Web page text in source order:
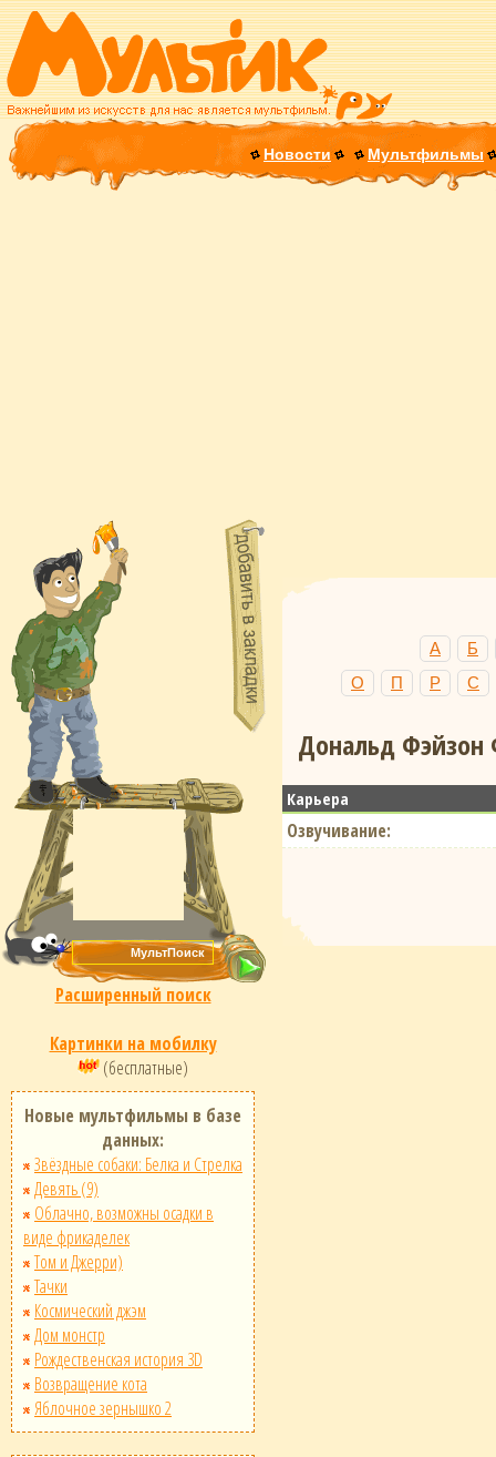
Новости Мультфильмы
Расширенный поиск
Картинки на мобилку
(бесплатные)
Новые мультфильмы в базе
данных:
Звёздные собаки: Белка и Стрелка
Девять (9)
Облачно, возможны осадки в
виде фрикаделек
Том и Джерри)
Тачки
Космический джэм
Дом монстр
Рождественская история 3D
Возвращение кота
Яблочное зернышко 2
А
Б
О
П Р С
Дональд Фэйзон
Карьера
Озвучивание: